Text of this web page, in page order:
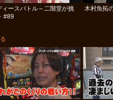
ィースバトル～二階堂が挑
#89
木村魚拓